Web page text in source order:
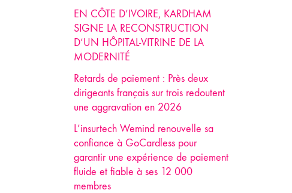
EN CÔTE D’IVOIRE, KARDHAM
SIGNE LA RECONSTRUCTION
D’UN HÔPITAL-VITRINE DE LA
MODERNITÉ
Retards de paiement : Près deux
dirigeants français sur trois redoutent
une aggravation en 2026
L’insurtech Wemind renouvelle sa
confiance à GoCardless pour
garantir une expérience de paiement
fluide et fiable à ses 12 000
membres